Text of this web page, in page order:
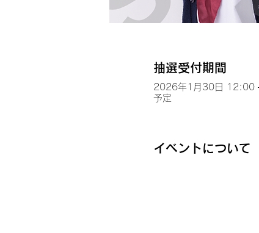
抽選受付期間
2026年1月30日 12:00
予定
イベントについて